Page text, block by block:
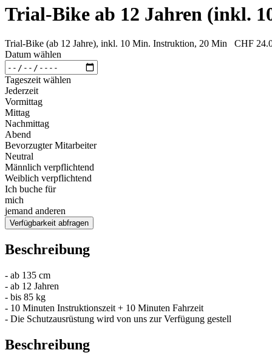
Trial-Bike ab 12 Jahren (inkl.
Trial-Bike (ab 12 Jahre), inkl. 10 Min. Instruktion, 20 Min
CHF
Datum wählen
Tageszeit wählen
Jederzeit
Vormittag
Mittag
Nachmittag
Abend
Bevorzugter Mitarbeiter
Neutral
Männlich verpflichtend
Weiblich verpflichtend
Ich buche für
mich
jemand anderen
Verfügbarkeit abfragen
Beschreibung
- ab 135 cm
- ab 12 Jahren
- bis 85 kg
- 10 Minuten Instruktionszeit + 10 Minuten Fahrzeit
- Die Schutzausrüstung wird von uns zur Verfügung gestell
Beschreibung